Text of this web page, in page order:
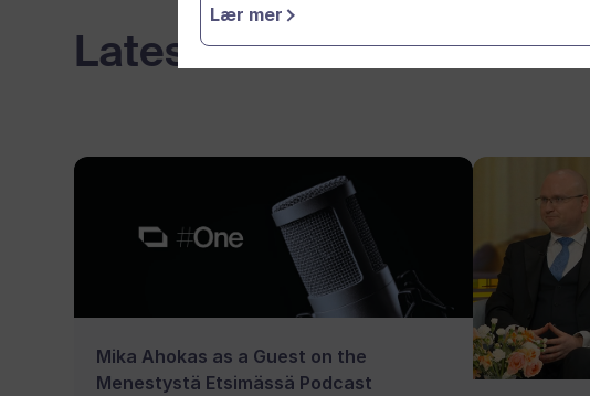
Latest News
Mika Ahokas as a Guest on the
Menestystä Etsimässä Podcast
Lær mer